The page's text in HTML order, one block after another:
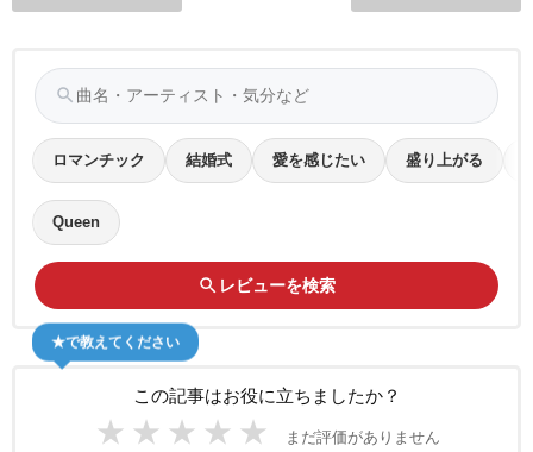
search
ロマンチック 結婚式 愛を感じたい 盛り上がる
Queen
search レビューを検索
この記事はお役に立ちましたか？
★ ★ ★ ★ ★ まだ評価がありません
★で教えてください